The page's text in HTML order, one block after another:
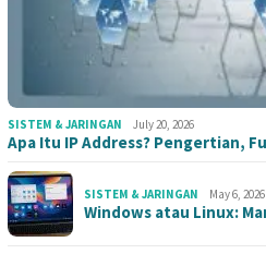
SISTEM & JARINGAN July 20, 2026
Apa Itu IP Address? Pengertian,
SISTEM & JARINGAN May 6, 2026
Windows atau Linux: